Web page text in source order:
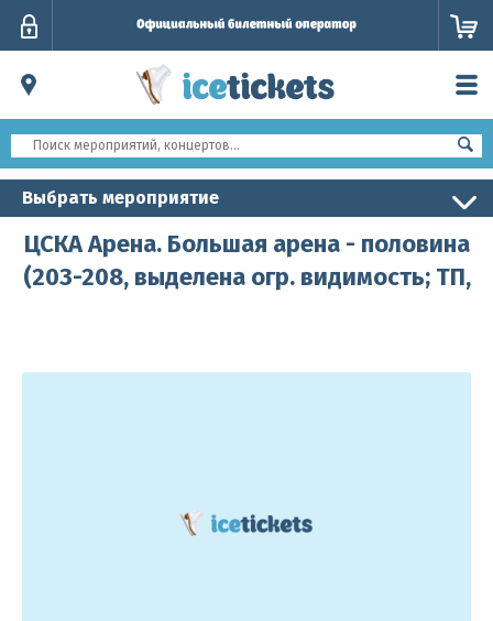
Выбрать мероприятие
ЦСКА Арена. Большая арена - половина
(203-208, выделена огр. видимость; ТП,